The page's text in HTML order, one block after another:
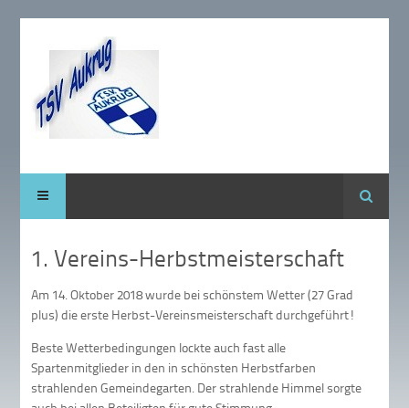
Suche
1. Vereins-Herbstmeisterschaft
Am 14. Oktober 2018 wurde bei schönstem Wetter (27 Grad
plus) die erste Herbst-Vereinsmeisterschaft durchgeführt!
Beste Wetterbedingungen lockte auch fast alle
Spartenmitglieder in den in schönsten Herbstfarben
strahlenden Gemeindegarten. Der strahlende Himmel sorgte